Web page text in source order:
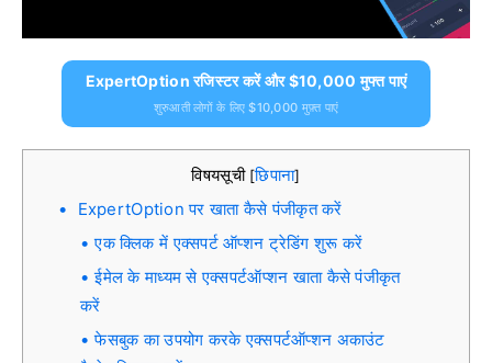
ExpertOption रजिस्टर करें और $10,000 मुफ्त पाएं
शुरुआती लोगों के लिए $10,000 मुफ़्त पाएं
विषयसूची [छिपाना]
ExpertOption पर खाता कैसे पंजीकृत करें
एक क्लिक में एक्सपर्ट ऑप्शन ट्रेडिंग शुरू करें
ईमेल के माध्यम से एक्सपर्टऑप्शन खाता कैसे पंजीकृत
करें
फेसबुक का उपयोग करके एक्सपर्टऑप्शन अकाउंट